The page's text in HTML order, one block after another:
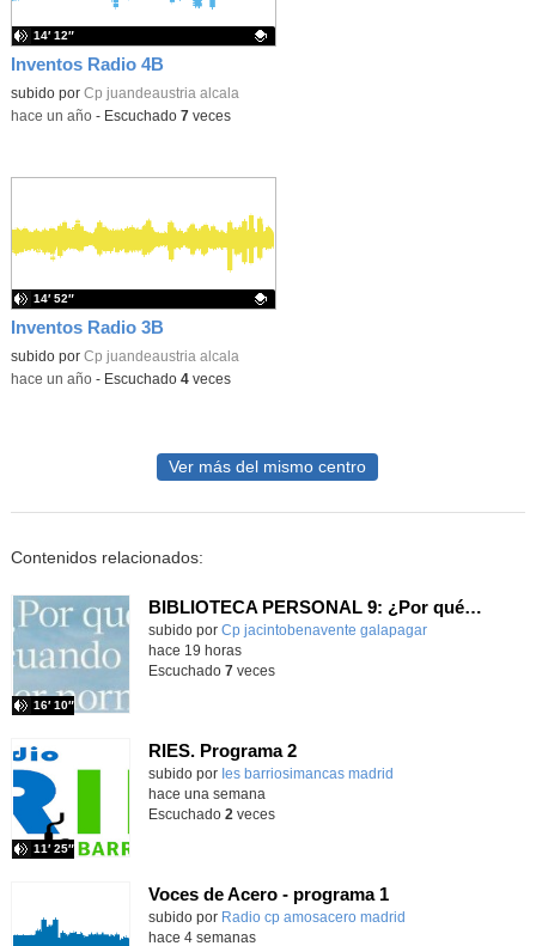
Inventos Radio 4B
Contenido educativo.
subido por Cp juandeaustria alcala
14′ 12″
-hace un año- Escuchado 7 veces
Inventos Radio 3B
Contenido educativo.
subido por Cp juandeaustria alcala
14′ 52″
-hace un año- Escuchado 4veces
Ver más del mismo centro
Contenidos relacionados:
BIBLIOTECA PERSONAL 9: ¿Por qué ser feliz cuando puedes ser normal?
Contenido educativo.
subido por Cp jacintobenavente galapagar
16′ 10″
-
hace 19 horas
Escuchado 7veces
RIES. Programa 2
Contenido educativo.
subido por Ies barriosimancas madrid
11′ 25″
hace una semana
Escuchado 2 veces
Voces de Acero - programa 1
Contenido educativo.
subido por Radio cp amosacero madrid
hace 4 semanas